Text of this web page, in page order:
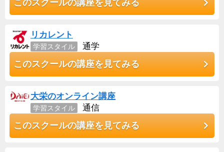
このスクールの講座を見てみる
リカレント
学習スタイル 通学
このスクールの講座を見てみる
大栄のオンライン講座
学習スタイル 通信
このスクールの講座を見てみる